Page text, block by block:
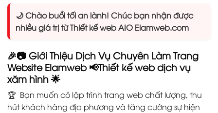
🌙 Chào buổi tối an lành! Chúc bạn nhận được
nhiều giá trị từ Thiết kế web AIO Elamweb.com
🎉📷Giới Thiệu Dịch Vụ Chuyên Làm Trang
Website Elamweb📢Thiết kế web dịch vụ
xăm hình🌟
🏆 Bạn muốn có lập trình trang web chất lượng, thu
hút khách hàng địa phương và tăng cường sự hiện